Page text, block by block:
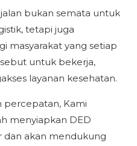
bukan semata untuk
tetapi juga
masyarakat yang setiap
untuk bekerja,
layanan kesehatan.
percepatan, Kami
menyiapkan DED
dan akan mendukung